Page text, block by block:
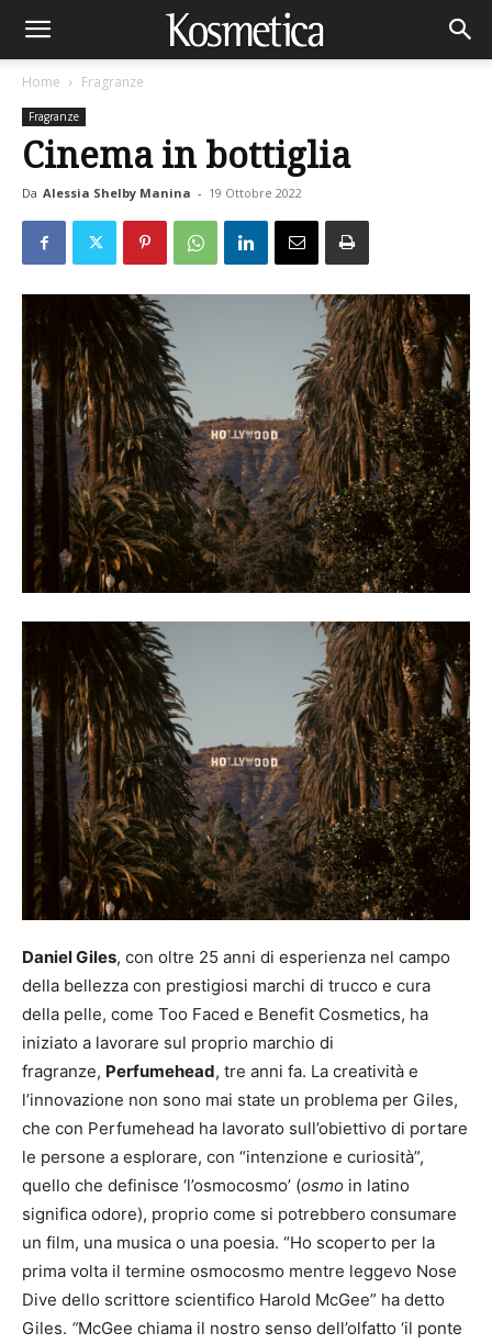
Home Fragranze
Fragranze
Cinema in bottiglia
Da Alessia Shelby Manina - 19 Ottobre 2022
Daniel Giles, con oltre 25 anni di esperienza nel campo
della bellezza con prestigiosi marchi di trucco e cura
della pelle, come Too Faced e Benefit Cosmetics, ha
iniziato a lavorare sul proprio marchio di
fragranze, Perfumehead, tre anni fa. La creatività e
l’innovazione non sono mai state un problema per Giles,
che con Perfumehead ha lavorato sull’obiettivo di portare
le persone a esplorare, con “intenzione e curiosità”,
quello che definisce ‘l’osmocosmo’ (osmo in latino
significa odore), proprio come si potrebbero consumare
un film, una musica o una poesia. “Ho scoperto per la
prima volta il termine osmocosmo mentre leggevo Nose
Dive dello scrittore scientifico Harold McGee” ha detto
Giles. “McGee chiama il nostro senso dell’olfatto ‘il ponte